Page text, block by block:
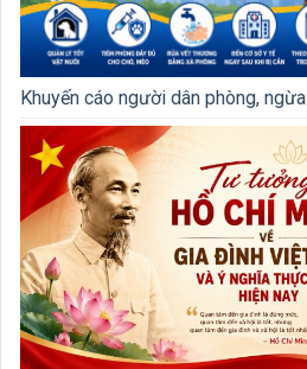
Khuyến cáo người dân phòng,